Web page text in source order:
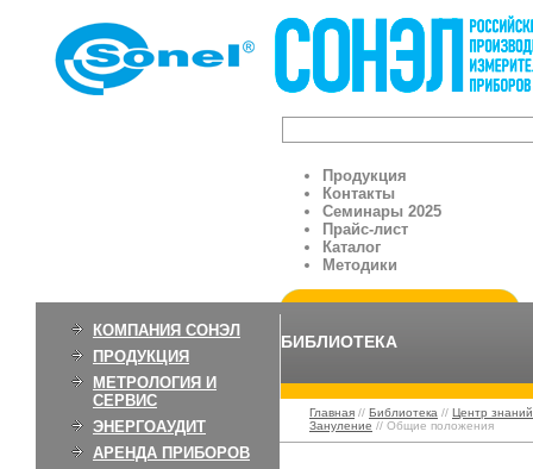
Продукция
Контакты
Семинары 2025
Прайс-лист
Каталог
Методики
КОМПАНИЯ СОНЭЛ
ПРОДУКЦИЯ
МЕТРОЛОГИЯ И
СЕРВИС
ЭНЕРГОАУДИТ
АРЕНДА ПРИБОРОВ
БИБЛИОТЕКА
Главная // Библиотека // Центр знаний
Зануление // Общие положения